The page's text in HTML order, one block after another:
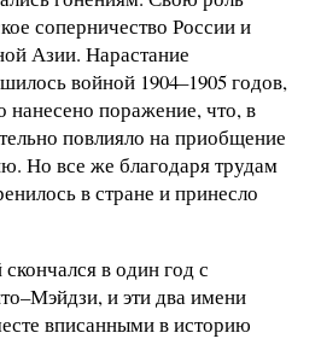
соперничество России и
Азии. Нарастание
войной 1904–1905 годов,
нанесено поражение, что, в
повлияло на приобщение
Но все же благодаря трудам
в стране и принесло
в один год с
и эти два имени
вписанными в историю